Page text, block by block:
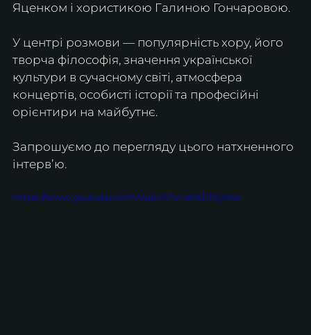
Яценком і хористикою Галиною Гончаровою.
У центрі розмови — популярність хору, його
творча філософія, значення української
культури в сучасному світі, атмосфера
концертів, особисті історії та професійні
орієнтири на майбутнє.
Запрошуємо до перегляду цього натхненного
інтервʼю.
https://www.youtube.com/watch?v=ah6CfXjniX4